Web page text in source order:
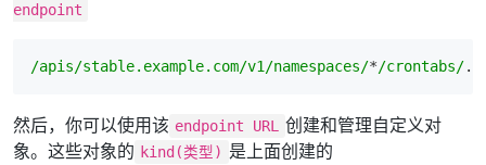
endpoint
/apis/stable.example.com/v1/namespaces/*/crontabs/
然后，你可以使用该 endpoint URL
创建和管理自定义对
象。这些对象的 kind(类型) 是上面创建的